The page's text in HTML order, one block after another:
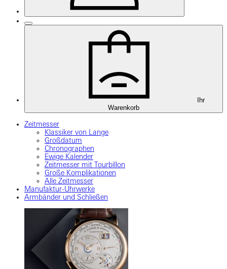
Ihr
Warenkorb
Zeitmesser
Klassiker von Lange
Großdatum
Chronographen
Ewige Kalender
Zeitmesser mit Tourbillon
Große Komplikationen
Alle Zeitmesser
Manufaktur-Uhrwerke
Armbänder und Schließen